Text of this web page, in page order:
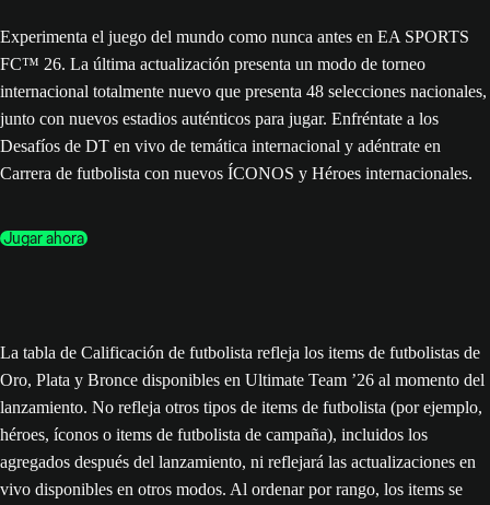
Experimenta el juego del mundo como nunca antes en EA SPORTS
FC™ 26. La última actualización presenta un modo de torneo
internacional totalmente nuevo que presenta 48 selecciones nacionales,
junto con nuevos estadios auténticos para jugar. Enfréntate a los
Desafíos de DT en vivo de temática internacional y adéntrate en
Carrera de futbolista con nuevos ÍCONOS y Héroes internacionales.
Jugar ahora
La tabla de Calificación de futbolista refleja los items de futbolistas de
Oro, Plata y Bronce disponibles en Ultimate Team ’26 al momento del
lanzamiento. No refleja otros tipos de items de futbolista (por ejemplo,
héroes, íconos o items de futbolista de campaña), incluidos los
agregados después del lanzamiento, ni reflejará las actualizaciones en
vivo disponibles en otros modos. Al ordenar por rango, los items se